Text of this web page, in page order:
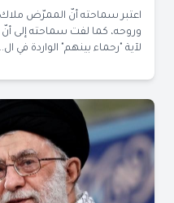
اعتبر سماحته أنّ الممرّض
وروحه، كما لفت سماحته إلى
لآية "رحماء بينهم" الواردة في